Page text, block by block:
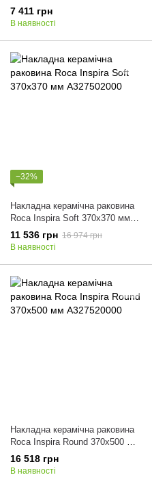
7 411 грн
В наявності
−32%
Накладна керамічна раковина
Roca Inspira Soft 370x370 мм
A327502000
11 536 грн 16 974 грн
В наявності
Накладна керамічна раковина
Roca Inspira Round 370x500 мм
A327520000
16 518 грн
В наявності